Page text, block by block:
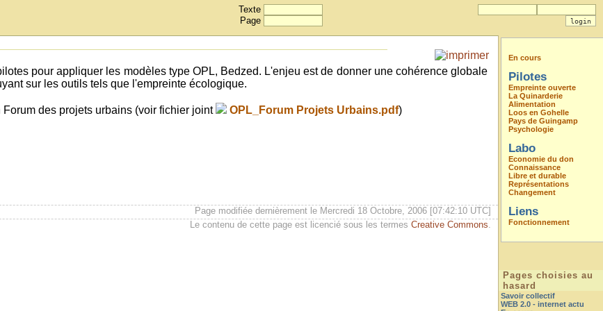
Texte
Page
pour appliquer les modèles type OPL, Bedzed. L'enjeu est de donner une cohérence globale
sur les outils tels que l'empreinte écologique.
des projets urbains (voir fichier joint OPL_Forum Projets Urbains.pdf)
Page modifiée dernièrement le Mercredi 18 Octobre, 2006 [07:42:10 UTC]
Le contenu de cette page est licencié sous les termes Creative Commons.
En cours
Pilotes
Empreinte ouverte
La Quinarderie
Alimentation
Loos en Gohelle
Pays de Guingamp
Psychologie
Labo
Economie du don
Connaissance
Libre et durable
Représentations
Changement
Liens
Fonctionnement
Pages choisies au
hasard
Savoir collectif
WEB 2.0 - internet actu